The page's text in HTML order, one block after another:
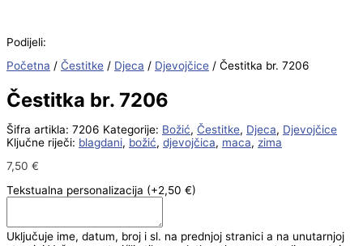
Podijeli:
Početna / Čestitke / Djeca / Djevojčice / Čestitka br. 7206
Čestitka br. 7206
Šifra artikla: 7206 Kategorije: Božić, Čestitke, Djeca, Djevojčice
Ključne riječi: blagdani, božić, djevojčica, maca, zima
7,50 €
Tekstualna personalizacija (+2,50 €)
Uključuje ime, datum, broj i sl. na prednjoj stranici a na unutarnjoj